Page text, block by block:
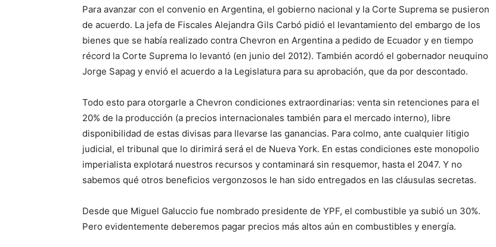
CR
Para avanzar con el convenio en Argentina, el gobierno nacional y la Corte Suprema se pusieron
de acuerdo. La jefa de Fiscales Alejandra Gils Carbó pidió el levantamiento del embargo de los
bienes que se había realizado contra Chevron en Argentina a pedido de Ecuador y en tiempo
récord la Corte Suprema lo levantó (en junio del 2012). También acordó el gobernador neuquino
Jorge Sapag y envió el acuerdo a la Legislatura para su aprobación, que da por descontado.
Todo esto para otorgarle a Chevron condiciones extraordinarias: venta sin retenciones para el
20% de la producción (a precios internacionales también para el mercado interno), libre
disponibilidad de estas divisas para llevarse las ganancias. Para colmo, ante cualquier litigio
judicial, el tribunal que lo dirimirá será el de Nueva York. En estas condiciones este monopolio
imperialista explotará nuestros recursos y contaminará sin resquemor, hasta el 2047. Y no
sabemos qué otros beneficios vergonzosos le han sido entregados en las cláusulas secretas.
Desde que Miguel Galuccio fue nombrado presidente de YPF, el combustible ya subió un 30%.
Pero evidentemente deberemos pagar precios más altos aún en combustibles y energía.